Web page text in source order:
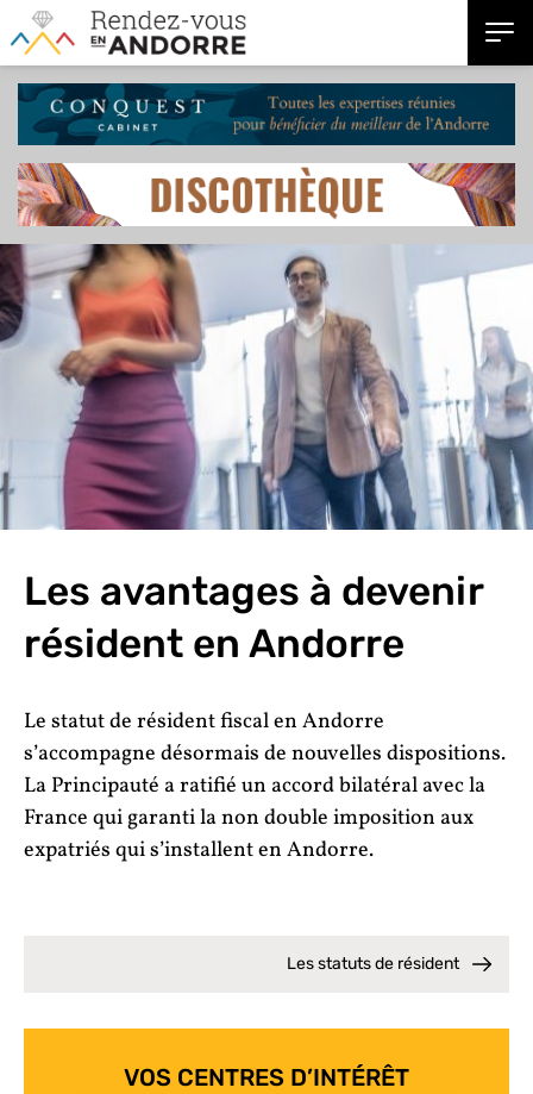
Les avantages à devenir
résident en Andorre
Le statut de résident fiscal en Andorre
s’accompagne désormais de nouvelles dispositions.
La Principauté a ratifié un accord bilatéral avec la
France qui garanti la non double imposition aux
expatriés qui s’installent en Andorre.
Les statuts de résident
VOS CENTRES D’INTÉRÊT